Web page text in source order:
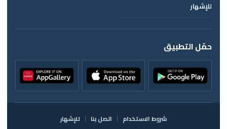
للإشهار
حمّل التطبيق
شروط الاستخدام اتصل بنا للإشهار